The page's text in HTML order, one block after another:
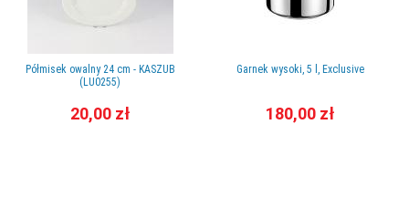
Półmisek owalny 24 cm - KASZUB
(LU0255)
20,00 zł
Garnek wysoki, 5 l, Exclusive
180,00 zł